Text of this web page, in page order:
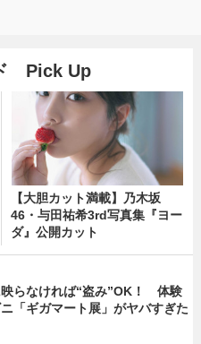
Pick Up
【大胆カット満載】乃木坂
46・与田祐希3rd写真集『ヨー
ダ』公開カット
映らなければ“盗み”OK！ 体験
「ギガマート展」がヤバすぎた